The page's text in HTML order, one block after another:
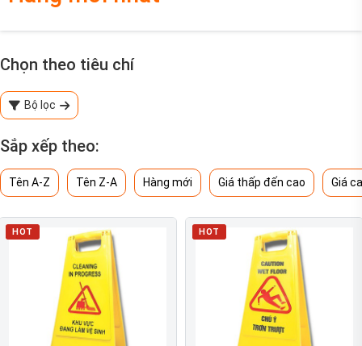
Chọn theo tiêu chí
Bộ lọc
Sắp xếp theo:
Tên A-Z Tên Z-A Hàng mới Giá thấp đến cao Giá
HOT HOT